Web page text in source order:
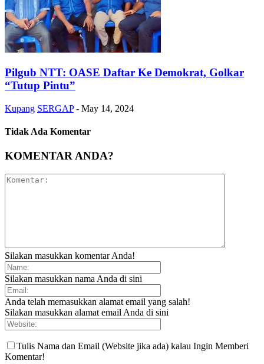
Pilgub NTT: OASE Daftar Ke Demokrat, Golkar
“Tutup Pintu”
Kupang SERGAP - May 14, 2024
Tidak Ada Komentar
KOMENTAR ANDA?
Silakan masukkan komentar Anda!
Silakan masukkan nama Anda di sini
Anda telah memasukkan alamat email yang salah!
Silakan masukkan alamat email Anda di sini
Tulis Nama dan Email (Website jika ada) kalau Ingin Memberi
Komentar!